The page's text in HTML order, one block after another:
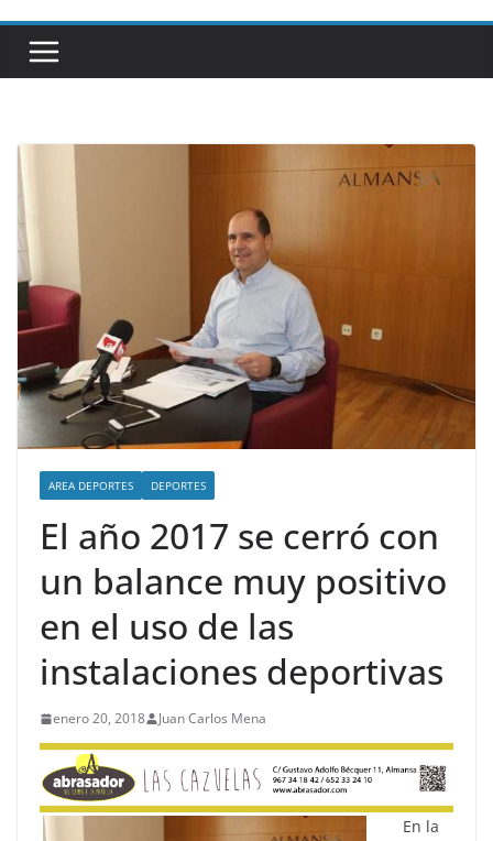
AREA DEPORTES DEPORTES
El año 2017 se cerró con
un balance muy positivo
en el uso de las
instalaciones deportivas
enero 20, 2018 Juan Carlos Mena
En la